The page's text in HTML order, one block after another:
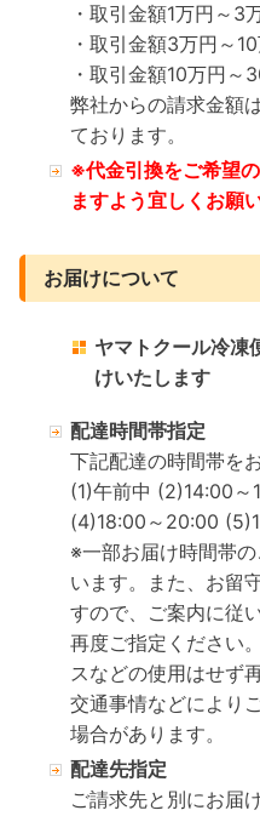
・取引金額1万円～3
・取引金額3万円～
・取引金額10万円～
弊社からの請求金額
ております。
※代金引換をご希望
ますよう宜しくお願
お届けについて
ヤマトクール冷凍
けいたします
配達時間帯指定
下記配達の時間帯を
(1)午前中 (2)14:00
(4)18:00～20:00
※一部お届け時間帯
います。また、お留
すので、ご案内に従
再度ご指定ください
スなどの使用はせず
交通事情などにより
場合があります。
配達先指定
ご請求先と別にお届